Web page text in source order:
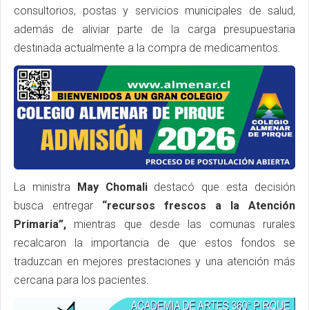
consultorios, postas y servicios municipales de salud,
además de aliviar parte de la carga presupuestaria
destinada actualmente a la compra de medicamentos.
La ministra May Chomalidestacó que esta decisión
busca entregar “recursos frescos a la Atención
Primaria”, mientras que desde las comunas rurales
recalcaron la importancia de que estos fondos se
traduzcan en mejores prestaciones y una atención más
cercana para los pacientes.